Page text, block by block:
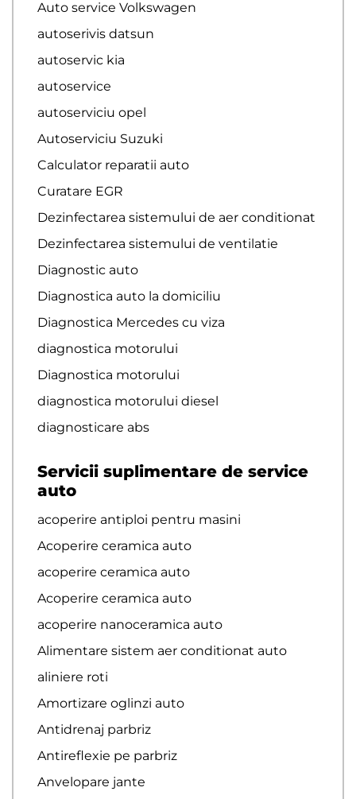
Auto service Volkswagen
autoserivis datsun
autoservic kia
autoservice
autoserviciu opel
Autoserviciu Suzuki
Calculator reparatii auto
Curatare EGR
Dezinfectarea sistemului de aer conditionat
Dezinfectarea sistemului de ventilatie
Diagnostic auto
Diagnostica auto la domiciliu
Diagnostica Mercedes cu viza
diagnostica motorului
Diagnostica motorului
diagnostica motorului diesel
diagnosticare abs
Servicii suplimentare de service
auto
acoperire antiploi pentru masini
Acoperire ceramica auto
acoperire ceramica auto
Acoperire ceramica auto
acoperire nanoceramica auto
Alimentare sistem aer conditionat auto
aliniere roti
Amortizare oglinzi auto
Antidrenaj parbriz
Antireflexie pe parbriz
Anvelopare jante